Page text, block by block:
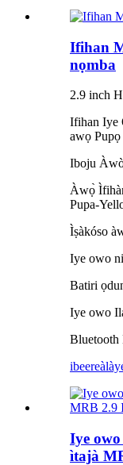
Ifihan
nọmba
2.9 inch
Ifihan Iye
awọ Pupọ
Iboju
Àwọ̀
Pupa-
Ìṣàkóso
Iye owo
Batiri
Iye owo
Bluetooth
ibeere
Iye
ìtajà